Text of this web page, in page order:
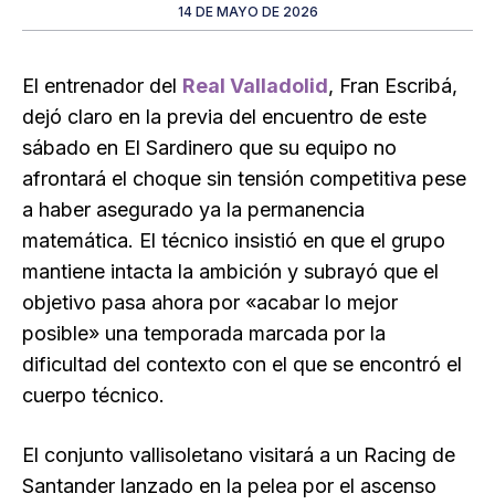
14 DE MAYO DE 2026
El entrenador del Real Valladolid, Fran Escribá,
dejó claro en la previa del encuentro de este
sábado en El Sardinero que su equipo no
afrontará el choque sin tensión competitiva pese
a haber asegurado ya la permanencia
matemática. El técnico insistió en que el grupo
mantiene intacta la ambición y subrayó que el
objetivo pasa ahora por «acabar lo mejor
posible» una temporada marcada por la
dificultad del contexto con el que se encontró el
cuerpo técnico.
El conjunto vallisoletano visitará a un Racing de
Santander lanzado en la pelea por el ascenso